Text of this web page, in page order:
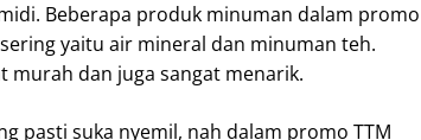
Beberapa produk minuman dalam promo
yaitu air mineral dan minuman teh.
murah dan juga sangat menarik.
pasti suka nyemil, nah dalam promo TTM